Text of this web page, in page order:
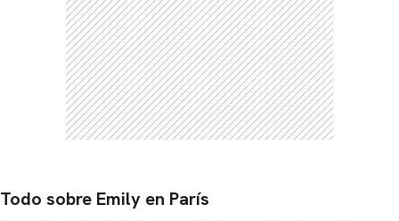
Todo sobre Emily en París